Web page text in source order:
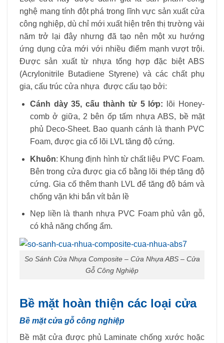
nghệ mang tính đột phá trong lĩnh vực sản xuất cửa
công nghiệp, dù chỉ mới xuất hiện trên thị trường vài
năm trở lại đây nhưng đã tạo nên một xu hướng
ứng dụng cửa mới với nhiều điểm mạnh vượt trội.
Được sản xuất từ nhựa tổng hợp đặc biệt ABS
(Acrylonitrile Butadiene Styrene) và các chất phụ
gia, cấu trúc cửa nhựa được cấu tạo bởi:
Cánh dày 35, cấu thành từ 5 lớp: lõi Honey-
comb ở giữa, 2 bên ốp tấm nhựa ABS, bề mặt
phủ Deco-Sheet. Bao quanh cánh là thanh PVC
Foam, được gia cố lõi LVL tăng độ cứng.
Khuôn: Khung định hình từ chất liệu PVC Foam.
Bên trong cửa được gia cố bằng lõi thép tăng độ
cứng. Gia cố thêm thanh LVL để tăng độ bám và
chống vặn khi bắn vít bản lề
Nẹp liền là thanh nhựa PVC Foam phủ vân gỗ,
có khả năng chống ẩm.
So Sánh Cửa Nhựa Composite – Cửa Nhựa ABS – Cửa
Gỗ Công Nghiệp
Bề mặt hoàn thiện các loại cửa
Bề mặt cửa gỗ công nghiệp
Bề mặt cửa được phủ Laminate chống xước hoặc